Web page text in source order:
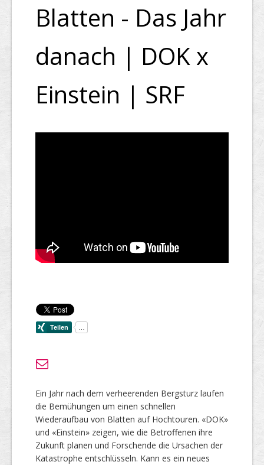
Blatten - Das Jahr
danach | DOK x
Einstein | SRF
Ein Jahr nach dem verheerenden Bergsturz laufen
die Bemühungen um einen schnellen
Wiederaufbau von Blatten auf Hochtouren. «DOK»
und «Einstein» zeigen, wie die Betroffenen ihre
Zukunft planen und Forschende die Ursachen der
Katastrophe entschlüsseln. Kann es ein neues